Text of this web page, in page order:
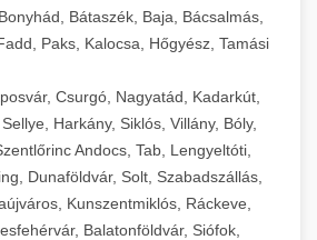
Bátaszék, Baja, Bácsalmás,
Paks, Kalocsa, Hőgyész, Tamási
Csurgó, Nagyatád, Kadarkút,
Harkány, Siklós, Villány, Bóly,
Andocs, Tab, Lengyeltóti,
Dunaföldvár, Solt, Szabadszállás,
Kunszentmiklós, Ráckeve,
Balatonföldvár, Siófok,